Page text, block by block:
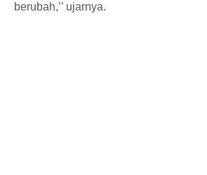
berubah,’’ ujarnya.